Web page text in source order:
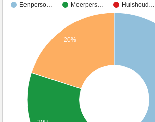
Eenperso… Meerpers… Huishoud…
20%